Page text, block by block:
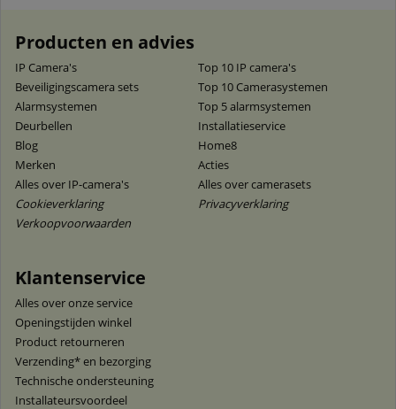
Producten en advies
IP Camera's
Top 10 IP camera's
Beveiligingscamera sets
Top 10 Camerasystemen
Alarmsystemen
Top 5 alarmsystemen
Deurbellen
Installatieservice
Blog
Home8
Merken
Acties
Alles over IP-camera's
Alles over camerasets
Cookieverklaring
Privacyverklaring
Verkoopvoorwaarden
Klantenservice
Alles over onze service
Openingstijden winkel
Product retourneren
Verzending* en bezorging
Technische ondersteuning
Installateursvoordeel